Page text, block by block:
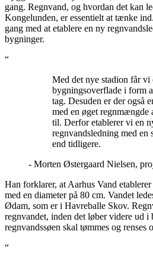
gang. Regnvand, og hvordan det kan
Kongelunden, er essentielt at tænke
gang med at etablere en ny
bygninger.
“
Med det nye stadion får vi
bygningsoverflade i form
tag. Desuden er der også
med en øget regnmængde
til. Derfor etablerer vi en
regnvandsledning med en
end tidligere.
- Morten Østergaard Nielsen,
Han forklarer, at Aarhus Vand
med en diameter på 80 cm. Vandet
Ødam, som er i Havreballe Skov.
regnvandet, inden det løber videre ud i
regnvandssøen skal tømmes og renses
“